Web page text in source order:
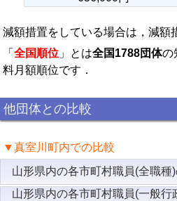
減額措置をしている場合は，減額
「 全国順位 」とは全国1788団体の
料月額順位です．
他団体との比較
▼真室川町内での比較
山形県内の各市町村職員(全職種
山形県内の各市町村職員(一般行